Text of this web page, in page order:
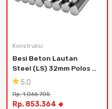
Konstruksi
Besi Beton Lautan
Steel (LS) 32mm Polos
TP280
5.0
Rp. 1.066.705
Rp. 853.364